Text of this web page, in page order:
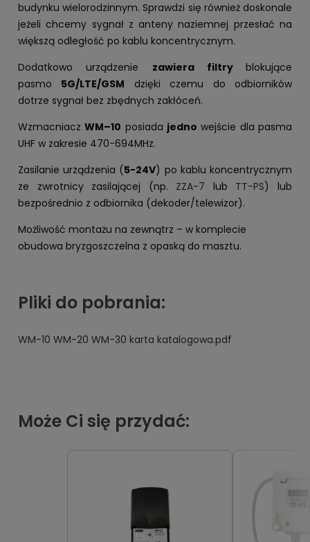
budynku wielorodzinnym. Sprawdzi się również doskonale
jeżeli chcemy sygnał z anteny naziemnej przesłać na
większą odległość po kablu koncentrycznym.
Dodatkowo urządzenie zawiera filtry blokujące
pasmo 5G/LTE/GSM dzięki czemu do odbiorników
dotrze sygnał bez zbędnych zakłóceń.
WzmacniaczWM–10 posiada jedno wejście dla pasma
UHF w zakresie 470-694MHz.
Zasilanie urządzenia (5-24V) po kablu koncentrycznym
ze zwrotnicy zasilającej (np. ZZA-7 lub TT-PS) lub
bezpośrednio z odbiornika (dekoder/telewizor).
Możliwość montażu na zewnątrz – w komplecie
obudowa bryzgoszczelna z opaską do masztu.
Pliki do pobrania:
WM-10 WM-20 WM-30 karta katalogowa.pdf
Może Ci się przydać: